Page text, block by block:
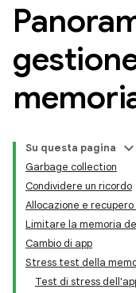
Su questa pagina
Garbage collection
Condividere un ricordo
Allocazione e
Limitare la memoria
Cambio di app
Stress test della
Test di stress